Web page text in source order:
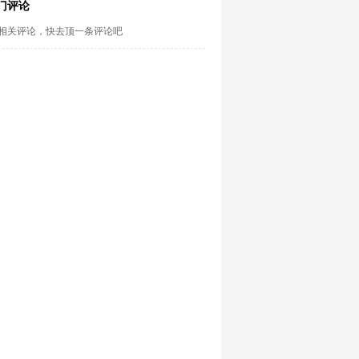
评论
关评论，快去顶一条评论吧